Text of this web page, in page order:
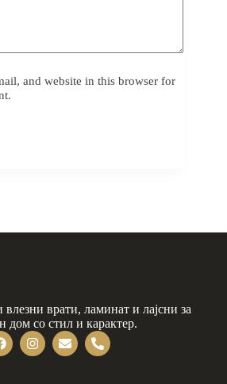
and website in this browser for
врати, ламинат и лајсни за
дом со стил и карактер.